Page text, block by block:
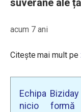
suverane ale
acum 7 ani
Citește mai mult pe
Echipa
nicio